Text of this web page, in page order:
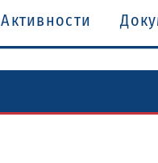
Активности